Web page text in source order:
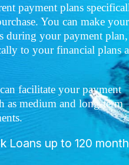
payment plans
You can make your
during your payment plan,
to your financial plans
facilitate your payment
as medium and long-term
Loans up to 120